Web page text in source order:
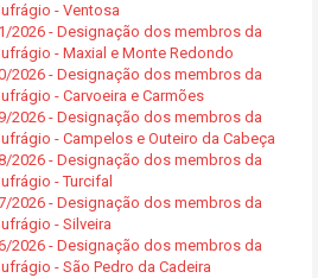
- Ventosa
2026 - Designação dos membros da
- Maxial e Monte Redondo
2026 - Designação dos membros da
- Carvoeira e Carmões
2026 - Designação dos membros da
- Campelos e Outeiro da Cabeça
2026 - Designação dos membros da
- Turcifal
2026 - Designação dos membros da
- Silveira
2026 - Designação dos membros da
- São Pedro da Cadeira